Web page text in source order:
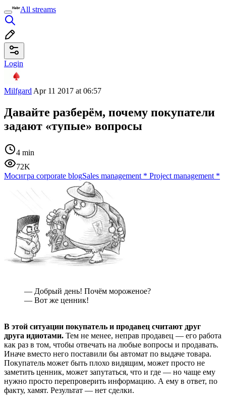
All streams
Login
Milfgard Apr 11 2017 at 06:57
Давайте разберём, почему покупатели
задают «тупые» вопросы
4 min
72K
Мосигра corporate blogSales management * Project management *
— Добрый день! Почём мороженое?
— Вот же ценник!
В этой ситуации покупатель и продавец считают друг
друга идиотами. Тем не менее, неправ продавец — его работа
как раз в том, чтобы отвечать на любые вопросы и продавать.
Иначе вместо него поставили бы автомат по выдаче товара.
Покупатель может быть плохо видящим, может просто не
заметить ценник, может запутаться, что и где — но чаще ему
нужно просто перепроверить информацию. А ему в ответ, по
факту, хамят. Результат — нет сделки.